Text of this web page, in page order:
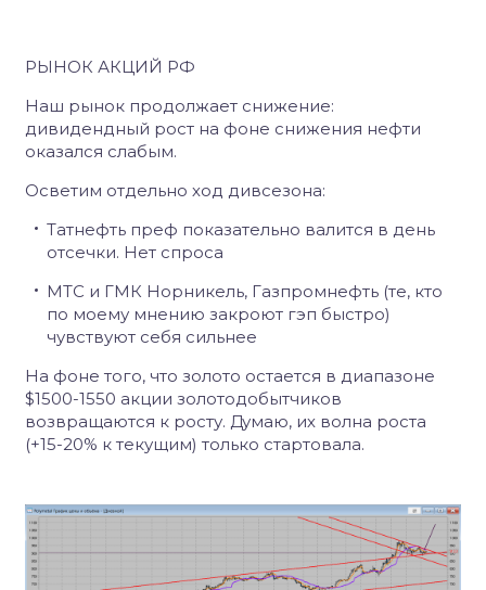
РЫНОК АКЦИЙ РФ
Наш рынок продолжает снижение:
дивидендный рост на фоне снижения нефти
оказался слабым.
Осветим отдельно ход дивсезона:
Татнефть преф показательно валится в день
отсечки. Нет спроса
МТС и ГМК Норникель, Газпромнефть (те, кто
по моему мнению закроют гэп быстро)
чувствуют себя сильнее
На фоне того, что золото остается в диапазоне
$1500-1550 акции золотодобытчиков
возвращаются к росту. Думаю, их волна роста
(+15-20% к текущим) только стартовала.